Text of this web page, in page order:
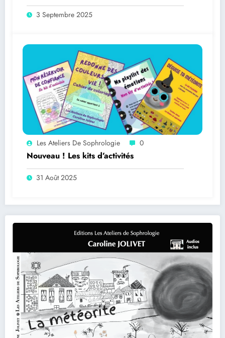
3 Septembre 2025
Les Ateliers De Sophrologie 0
Nouveau ! Les kits d’activités
31 Août 2025